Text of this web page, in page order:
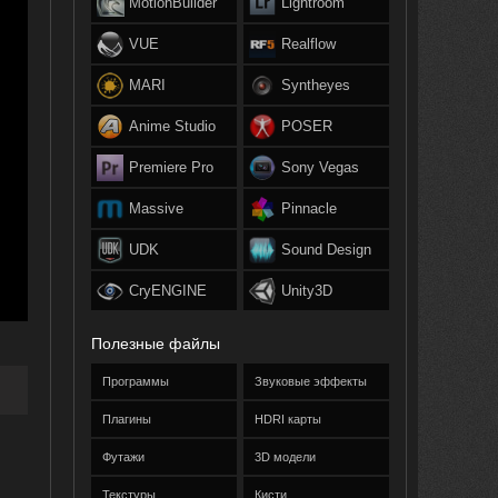
VUE
MARI
Anime Studio
Premiere Pro
Massive
UDK
CryENGINE
Realflow
Syntheyes
POSER
Sony Vegas
Pinnacle
Sound Design
Unity3D
Полезные файлы
Программы
Плагины
Футажи
Текстуры
Звуковые эффекты
HDRI карты
3D модели
Кисти